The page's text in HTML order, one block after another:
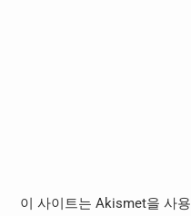
이 사이트는 Akismet을 사